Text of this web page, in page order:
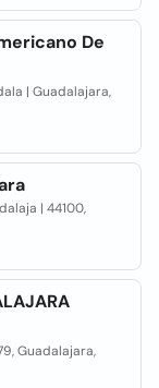
De
| Guadalajara,
| 44100,
Guadalajara,